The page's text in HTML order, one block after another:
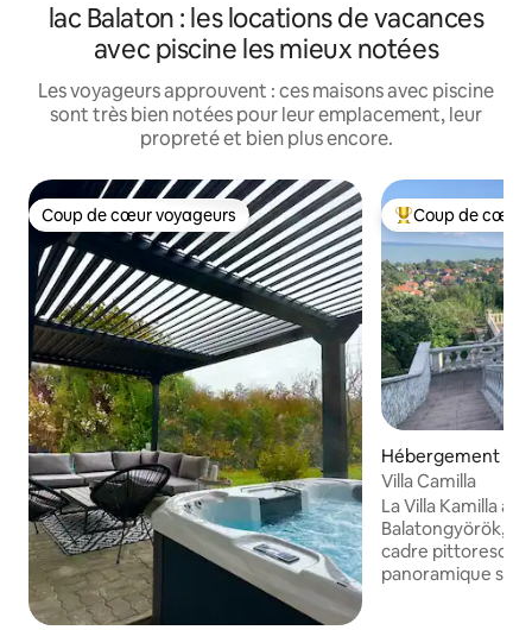
lac Balaton : les locations de vacances
avec piscine les mieux notées
Les voyageurs approuvent : ces maisons avec piscine
sont très bien notées pour leur emplacement, leur
propreté et bien plus encore.
Coup de cœur voyageurs
Coup de cœur voyageurs Coups de cœur
Coup de cœur
Hébergement ⋅
Villa Camilla
La Villa Kamilla
Balatongyörök,
cadre
panoramique sur